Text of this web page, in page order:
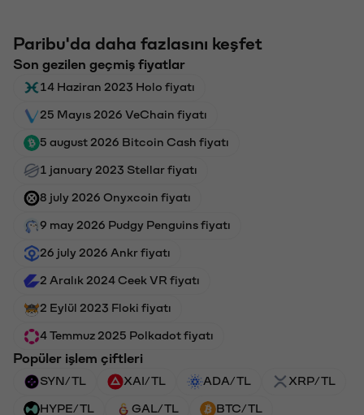
Paribu'da daha fazlasını keşfet
Son gezilen geçmiş fiyatlar
14 Haziran 2023 Holo fiyatı
25 Mayıs 2026 VeChain fiyatı
5 august 2026 Bitcoin Cash fiyatı
1 january 2023 Stellar fiyatı
8 july 2026 Onyxcoin fiyatı
9 may 2026 Pudgy Penguins fiyatı
26 july 2026 Ankr fiyatı
2 Aralık 2024 Ceek VR fiyatı
2 Eylül 2023 Floki fiyatı
4 Temmuz 2025 Polkadot fiyatı
Popüler işlem çiftleri
SYN/TL XAI/TL ADA/TL XRP/TL
HYPE/TL GAL/TL BTC/TL